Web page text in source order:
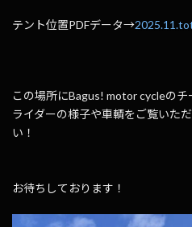
テント位置PDFデータ→
この場所にBagus! motor cycleのチ
ライダーの様子や車輌をご覧いた
い！
お待ちしております！